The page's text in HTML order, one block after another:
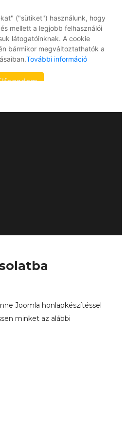
Joomla honlapkészítéssel
minket az alábbi